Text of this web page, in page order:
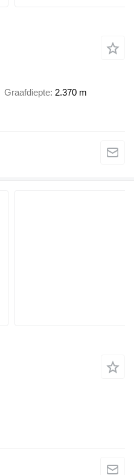
Graafdiepte 2.370 m